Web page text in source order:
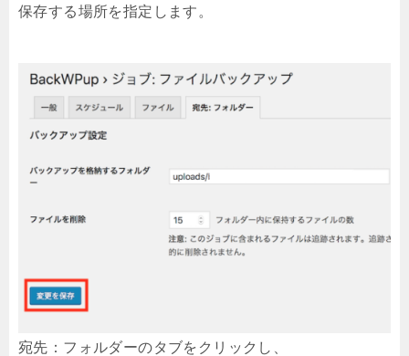
保存する場所を指定します。
宛先：フォルダーのタブをクリックし、